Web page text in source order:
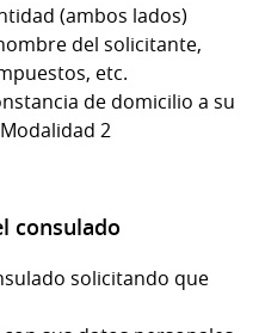
(ambos lados)
del solicitante,
etc.
de domicilio a su
2
consulado
solicitando que